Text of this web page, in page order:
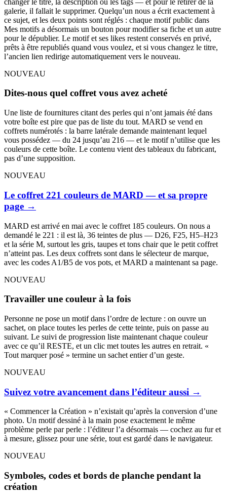
galerie, il fallait le supprimer. Quelqu’un nous a écrit exactement à
ce sujet, et les deux points sont réglés : chaque motif public dans
Mes motifs a désormais un bouton pour modifier sa fiche et un autre
pour le dépublier. Le motif et ses likes restent conservés en privé,
prêts à être republiés quand vous voulez, et si vous changez le titre,
l’ancien lien redirige automatiquement vers le nouveau.
NOUVEAU
Dites-nous quel coffret vous avez acheté
Une liste de fournitures citant des perles qui n’ont jamais été dans
votre boîte est pire que pas de liste du tout. MARD se vend en
coffrets numérotés : la barre latérale demande maintenant lequel
vous possédez — du 24 jusqu’au 216 — et le motif n’utilise que les
couleurs de cette boîte. Le contenu vient des tableaux du fabricant,
pas d’une supposition.
NOUVEAU
Le coffret 221 couleurs de MARD — et sa propre
page →
MARD est arrivé en mai avec le coffret 185 couleurs. On nous a
demandé le 221 : il est là, 36 teintes de plus — D26, F25, H5–H23
et la série M, surtout les gris, taupes et tons chair que le petit coffret
n’atteint pas. Les deux coffrets sont dans le sélecteur de marque,
avec les codes A1/B5 de vos pots, et MARD a maintenant sa page.
NOUVEAU
Travailler une couleur à la fois
Personne ne pose un motif dans l’ordre de lecture : on ouvre un
sachet, on place toutes les perles de cette teinte, puis on passe au
suivant. Le suivi de progression liste maintenant chaque couleur
avec ce qu’il RESTE, et un clic met toutes les autres en retrait. «
Tout marquer posé » termine un sachet entier d’un geste.
NOUVEAU
Suivez votre avancement dans l’éditeur aussi →
« Commencer la Création » n’existait qu’après la conversion d’une
photo. Un motif dessiné à la main pose exactement le même
problème perle par perle : l’éditeur l’a désormais — cochez au fur et
à mesure, glissez pour une série, tout est gardé dans le navigateur.
NOUVEAU
Symboles, codes et bords de planche pendant la
création